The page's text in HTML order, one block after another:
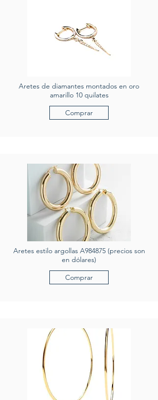
Aretes de diamantes montados en oro
amarillo 10 quilates
Comprar
Aretes estilo argollas A984875 (precios son
en dólares)
Comprar